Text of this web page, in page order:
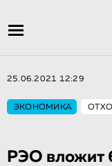
25.06.2021 12:29
ЭКОНОМИКА
РЭО вложит